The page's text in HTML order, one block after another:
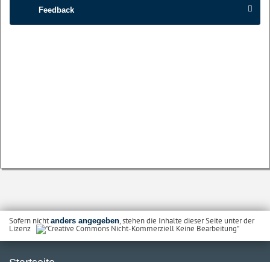
Feedback
Sofern nichtanders angegeben, stehen die Inhalte dieser Seite unter der
Lizenz